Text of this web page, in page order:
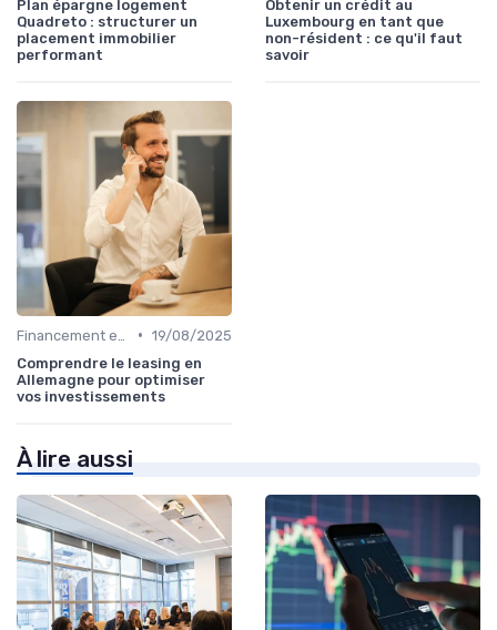
Plan épargne logement
Quadreto : structurer un
placement immobilier
performant
Obtenir un crédit au
Luxembourg en tant que
non-résident : ce qu'il faut
savoir
• 19/08/2025
Comprendre le leasing en
Allemagne pour optimiser
vos investissements
À lire aussi